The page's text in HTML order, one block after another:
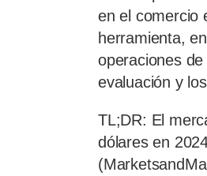
en el comercio
herramienta,
operaciones
evaluación y
TL;DR: El
dólares en